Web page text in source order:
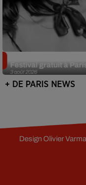
3 août 2026
Festival gratuit à Paris
+ DE PARIS NEWS
DesignOlivier Varma